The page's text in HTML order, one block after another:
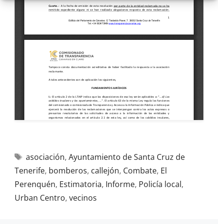
asociación, Ayuntamiento de Santa Cruz de
Tenerife, bomberos, callejón, Combate, El
Perenquén, Estimatoria, Informe, Policía local,
Urban Centro, vecinos